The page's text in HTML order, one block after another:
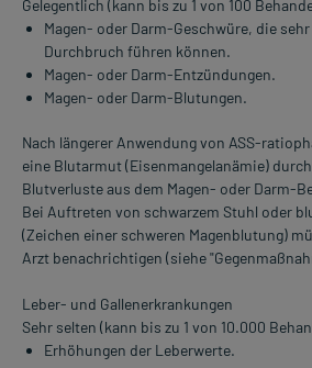
Gelegentlich (kann bis zu 1 von 100
Magen- oder Darm-Geschwüre, die
Durchbruch führen können.
Magen- oder Darm-Entzündungen.
Magen- oder Darm-Blutungen.
Nach längerer Anwendung von ASS-
eine Blutarmut (Eisenmangelanämie)
Blutverluste aus dem Magen- oder Darm-
Bei Auftreten von schwarzem Stuhl oder
(Zeichen einer schweren Magenblutung)
Arzt benachrichtigen (siehe
Leber- und Gallenerkrankungen
Sehr selten (kann bis zu 1 von 10.000
Erhöhungen der Leberwerte.